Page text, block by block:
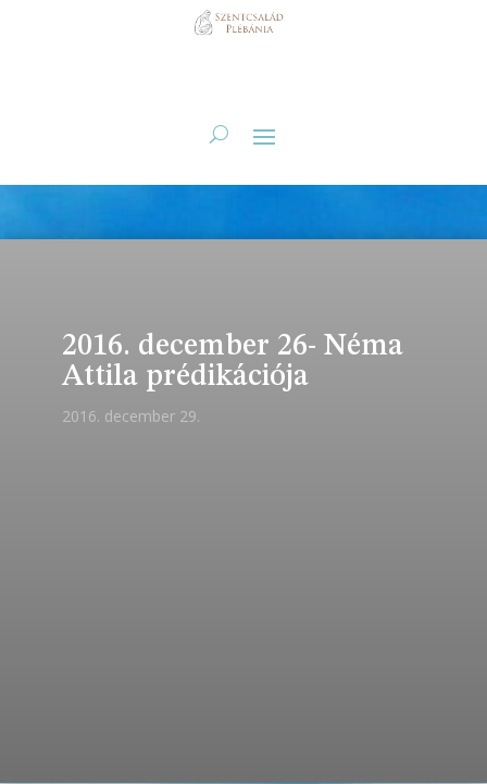
2016. december 26- Néma
Attila prédikációja
2016. december 29.